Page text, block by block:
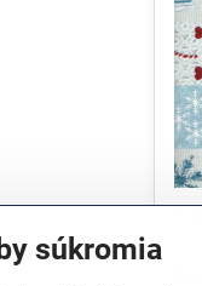
súkromia